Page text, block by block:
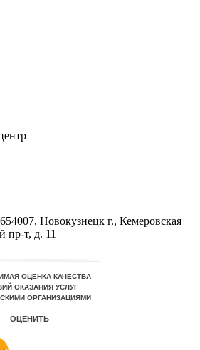
654007, Новокузнецк г., Кемеровская
пр-т, д. 11